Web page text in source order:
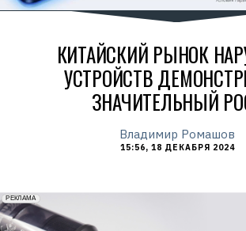
КИТАЙСКИЙ РЫНОК
УСТРОЙСТВ
ЗНАЧИТЕЛЬНЫЙ
Владимир Ромашов
15:56, 18 ДЕКАБРЯ 2024
erid: 2VfnxxmNzs5
РЕКЛАМА